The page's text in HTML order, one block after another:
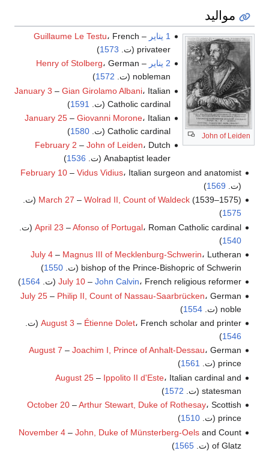
مواليد
John of Leiden
1 يناير –
Guillaume Le Testu، French
privateer (ت.
1573
)
2 يناير
–
Henry of Stolberg، German
nobleman (ت.
1572
)
January 3 –Gian Girolamo Albani، Italian
Catholic cardinal (ت.
1591
)
January 25 –Giovanni Morone، Italian
Catholic cardinal (ت.
1580
)
February 2 –John of Leiden، Dutch
Anabaptist leader (ت.
1536
)
February 10– Vidus Vidius، Italian surgeon and anatomist
(ت. 1569
)
March 27 – Wolrad II, Count of Waldeck(1539–1575) (ت.
1575
)
April 23 –Afonso of Portugal، Roman Catholic cardinal (ت.
1540
)
July 4– Magnus III of Mecklenburg-Schwerin، Lutheran
bishop of the Prince-Bishopric of Schwerin (ت.
1550
)
July 10– John Calvin، French religious reformer (ت. 1564
)
July 25– Philip II, Count of Nassau-Saarbrücken، German
noble (ت.
1554
)
August 3 – Étienne Dolet، French scholar and printer (ت.
1546
)
August 7 – Joachim I, Prince of Anhalt-Dessau، German
prince (ت.
1561
)
August 25– Ippolito II d'Este، Italian cardinal and
statesman (ت.
1572
)
October 20–Arthur Stewart, Duke of Rothesay، Scottish
prince (ت.
1510
)
November 4– John, Duke of Münsterberg-Oelsand Count
of Glatz (ت.
1565
)